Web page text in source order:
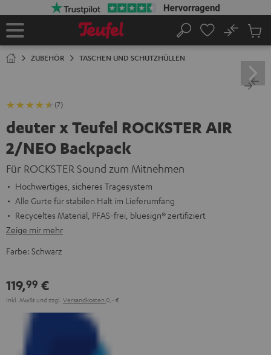
Startseite
Suche
No
ZUBEHÖR TASCHEN UND SCHUTZHÜLLEN
(7)
deuter x Teufel ROCKSTER AIR
2/NEO Backpack
Für ROCKSTER Sound zum Mitnehmen
Hochwertiges, sicheres Tragesystem
Alle Gurte für stabilen Halt im Lieferumfang
Recyceltes Material, PFAS-frei, bluesign® zertifiziert
Zeige mir mehr
Farbe: Schwarz
119,99 €
Inkl. MwSt und zzgl. Versandkosten 0,‐ €